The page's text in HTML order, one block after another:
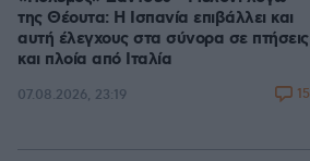
της Θέουτα: Η Ισπανία επιβάλλει και
αυτή έλεγχους στα σύνορα σε πτήσεις
και πλοία από Ιταλία
07.08.2026, 23:19 15